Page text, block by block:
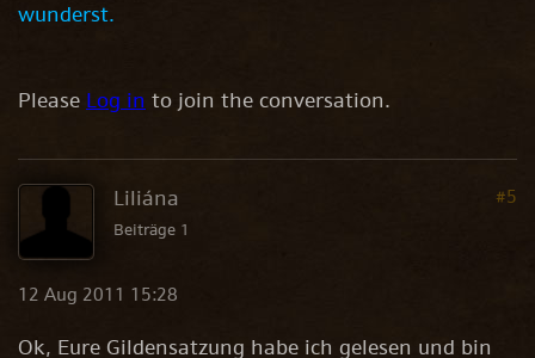
wunderst.
Please Log in to join the conversation.
Liliána
Beiträge 1
12 Aug 2011 15:28
#5
Ok, Eure Gildensatzung habe ich gelesen und bin